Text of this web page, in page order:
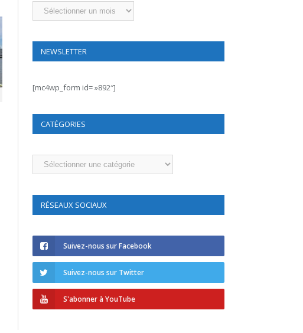
Archives
NEWSLETTER
[mc4wp_form id= »892″]
CATÉGORIES
Catégories
RÉSEAUX SOCIAUX
Suivez-nous sur Facebook
Suivez-nous sur Twitter
S'abonner à YouTube